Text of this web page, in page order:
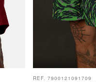
REF. 7900121091709